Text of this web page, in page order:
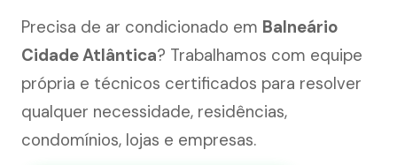
Precisa de ar condicionado em Balneário
Cidade Atlântica? Trabalhamos com equipe
própria e técnicos certificados para resolver
qualquer necessidade, residências,
condomínios, lojas e empresas.